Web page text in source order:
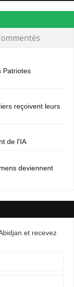
Patriotes
reçoivent leurs
de l'IA
deviennent
et recevez